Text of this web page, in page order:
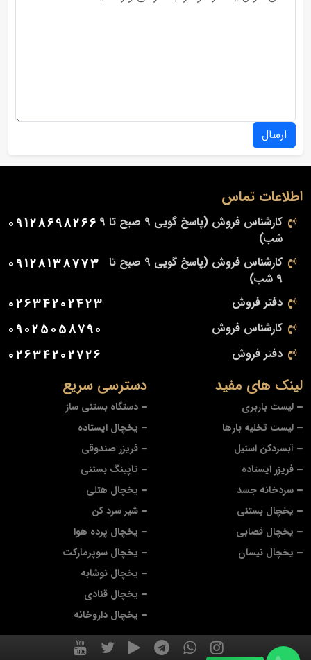
ارسال
دسترسی سریع
دستگاه بستنی ساز
یخچال ایستاده
فریزر صندوقی
تاپینگ بستنی
یخچال هتلی
شیر سرد کن
یخچال پرده هوا
یخچال سوپرمارکت
یخچال نوشابه
یخچال قنادی
یخچال داروخانه
لینک های مفید
لیست باربری
لیست تخلیه بارها
آبسردکن استیل
فریزر ایستاده
سردخانه جسد
یخچال بستنی
یخچال قصابی
یخچال نیسان
اطلاعات تماس
کارشناس فروش (پاسخ گویی 9 صبح تا 9
شب)
09128698266
کارشناس فروش (پاسخ گویی 9 صبح تا
9 شب)
09128138773
دفتر فروش 02634202423
کارشناس فروش 09025058790
دفتر فروش 02634202726